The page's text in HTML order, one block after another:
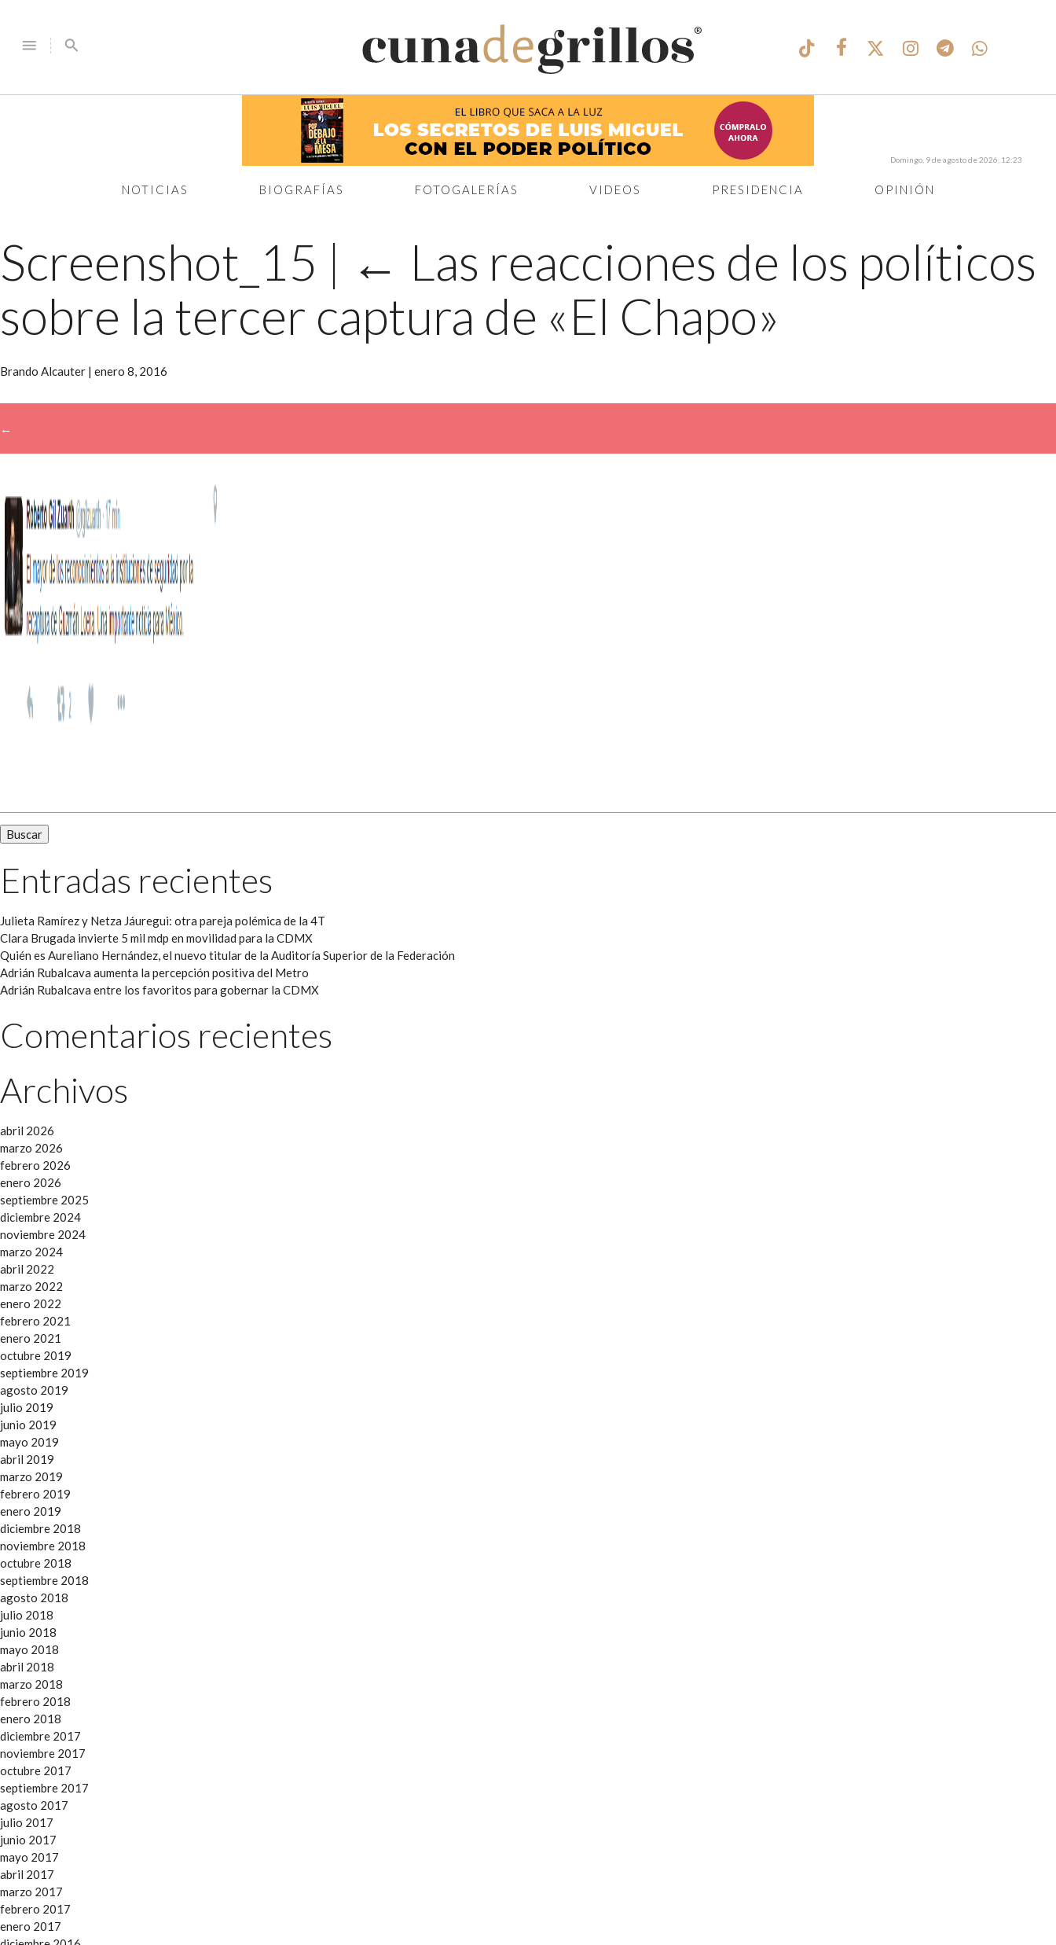
menu search
®
NOTICIAS BIOGRAFÍAS FOTOGALERÍAS VIDEOS PRESIDENCIA OPINIÓN
Domingo, 9 de agosto de 2026, 12:23
Screenshot_15 | ← Las reacciones de los políticos
sobre la tercer captura de «El Chapo»
Brando Alcauter | enero 8, 2016
←
Entradas recientes
Julieta Ramírez y Netza Jáuregui: otra pareja polémica de la 4T
Clara Brugada invierte 5 mil mdp en movilidad para la CDMX
Quién es Aureliano Hernández, el nuevo titular de la Auditoría Superior de la Federación
Adrián Rubalcava aumenta la percepción positiva del Metro
Adrián Rubalcava entre los favoritos para gobernar la CDMX
Comentarios recientes
Archivos
abril 2026
marzo 2026
febrero 2026
enero 2026
septiembre 2025
diciembre 2024
noviembre 2024
marzo 2024
abril 2022
marzo 2022
enero 2022
febrero 2021
enero 2021
octubre 2019
septiembre 2019
agosto 2019
julio 2019
junio 2019
mayo 2019
abril 2019
marzo 2019
febrero 2019
enero 2019
diciembre 2018
noviembre 2018
octubre 2018
septiembre 2018
agosto 2018
julio 2018
junio 2018
mayo 2018
abril 2018
marzo 2018
febrero 2018
enero 2018
diciembre 2017
noviembre 2017
octubre 2017
septiembre 2017
agosto 2017
julio 2017
junio 2017
mayo 2017
abril 2017
marzo 2017
febrero 2017
enero 2017